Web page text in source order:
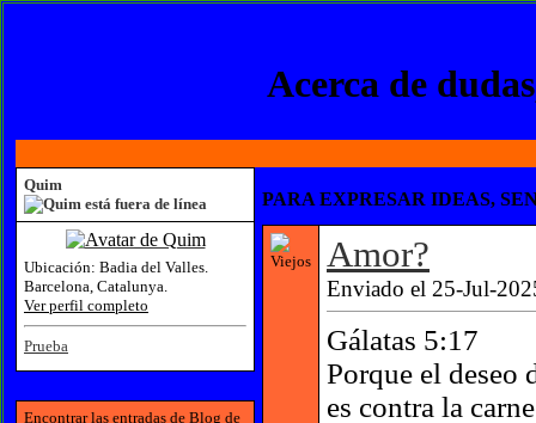
Acerca de
PARA EXPRESAR IDEAS,
Amor?
Enviado el 25-Jul-
Gálatas 5:17
Porque el deseo
es contra la
Quim
Ubicación: Badia del Valles.
Barcelona, Catalunya.
Ver perfil completo
Prueba
Encontrar las entradas de Blog de